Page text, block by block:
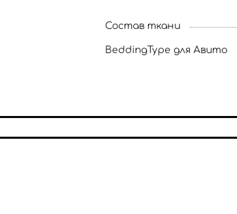
Состав ткани
BeddingType для Авито